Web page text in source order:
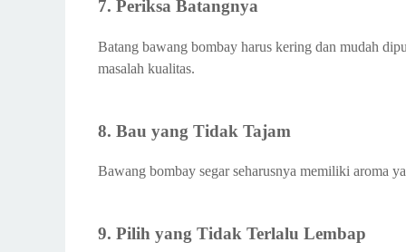
7. Periksa Batangnya
Batang bawang bombay harus kering dan mudah
masalah kualitas.
8. Bau yang Tidak Tajam
Bawang bombay segar seharusnya memiliki aroma
9. Pilih yang Tidak Terlalu Lembap